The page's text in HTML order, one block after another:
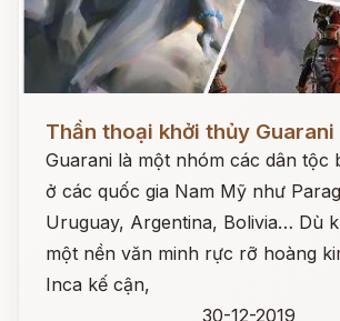
Đọc ngay
Thần thoại khởi thủy Guarani
Guarani là một nhóm các dân tộc
ở các quốc gia Nam Mỹ như
Uruguay, Argentina, Bolivia… Dù
một nền văn minh rực rỡ hoàng
Inca kế cận,
30-12-2019